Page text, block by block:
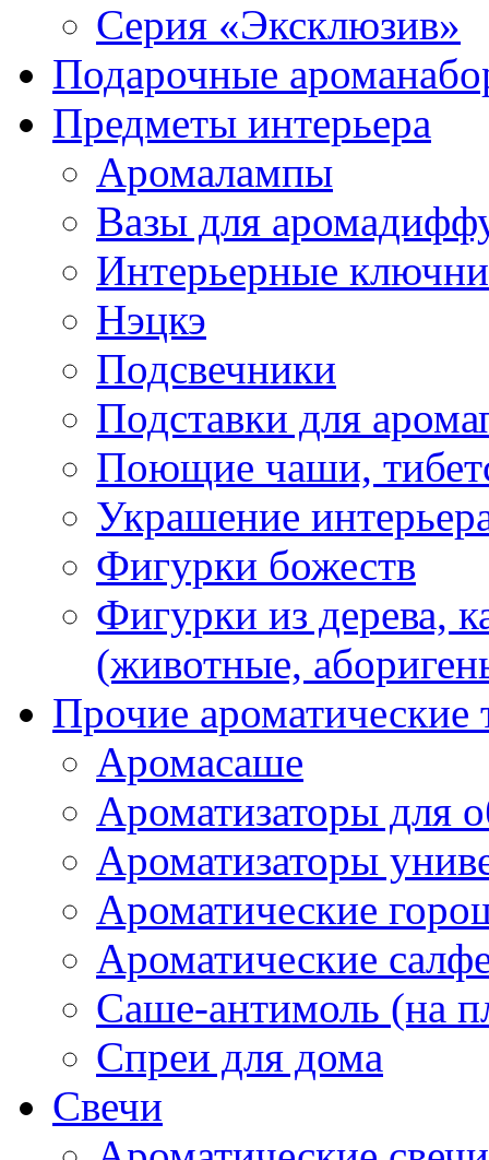
Серия «Эксклюзив»
Подарочные
Предметы интерьера
Аромалампы
Вазы для
Интерьерные
Нэцкэ
Подсвечники
Подставки для
Поющие чаши,
Украшение
Фигурки божеств
Фигурки из дерева,
(животные,
Прочие ароматические
Аромасаше
Ароматизаторы для
Ароматизаторы
Ароматические
Ароматические
Саше-антимоль (на
Спреи для дома
Свечи